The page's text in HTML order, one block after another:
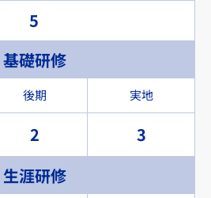
5
基礎研修
後期 実地
2
3
生涯研修